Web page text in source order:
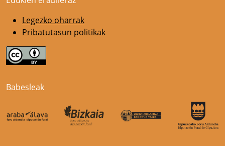
Legezko oharrak
Pribatutasun politikak
Babesleak